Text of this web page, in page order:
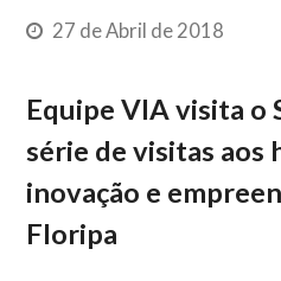
27 de Abril de 2018
Equipe VIA visita o
série de visitas aos
inovação e
Floripa